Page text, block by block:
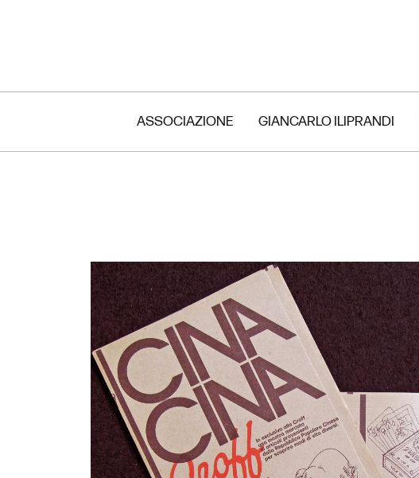
ASSOCIAZIONE GIANCARLO ILIPRANDI